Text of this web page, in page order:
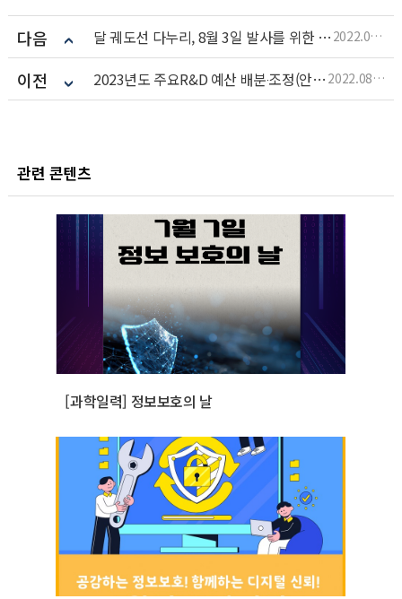
다음 달 궤도선 다누리, 8월 3일 발사를 위한 이송 시작 2022.08.10
이전 2023년도 주요R&D 예산 배분‧조정(안) 확정 2022.08.10
관련 콘텐츠
[과학일력] 정보보호의 날